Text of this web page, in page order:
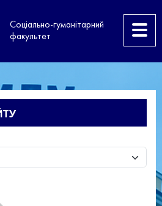
Соціально-гуманітарний
факультет